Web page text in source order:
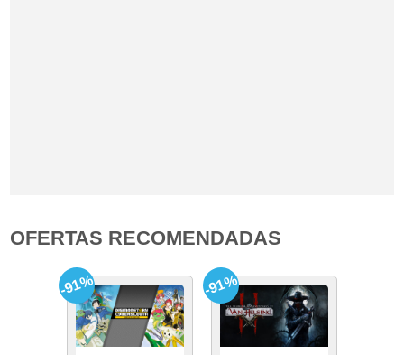
OFERTAS RECOMENDADAS
-91% -91%